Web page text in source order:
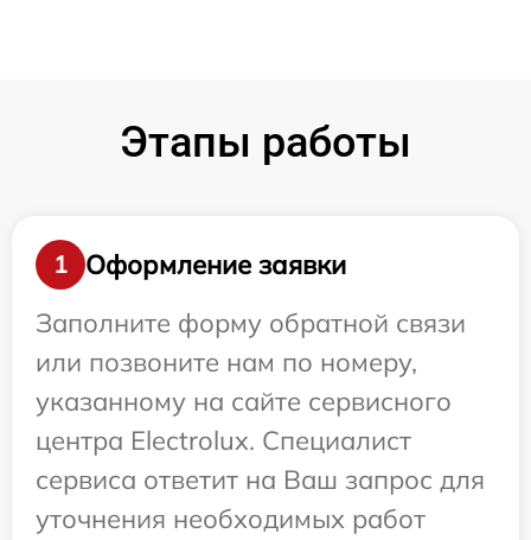
Этапы работы
1
Оформление заявки
Заполните форму обратной связи
или позвоните нам по номеру,
указанному на сайте сервисного
центра Electrolux. Специалист
сервиса ответит на Ваш запрос для
уточнения необходимых работ